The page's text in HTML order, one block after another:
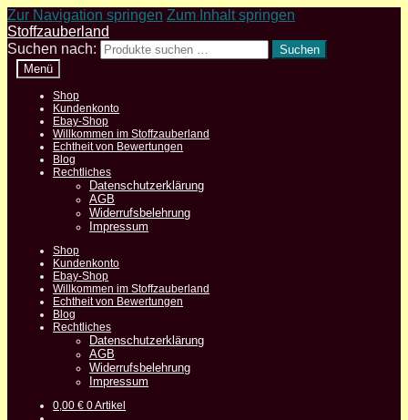
Zur Navigation springen Zum Inhalt springen
Stoffzauberland
Suchen nach:
Suchen
Menü
Shop
Kundenkonto
Ebay-Shop
Willkommen im Stoffzauberland
Echtheit von Bewertungen
Blog
Rechtliches
Datenschutzerklärung
AGB
Widerrufsbelehrung
Impressum
Shop
Kundenkonto
Ebay-Shop
Willkommen im Stoffzauberland
Echtheit von Bewertungen
Blog
Rechtliches
Datenschutzerklärung
AGB
Widerrufsbelehrung
Impressum
0,00€ 0 Artikel